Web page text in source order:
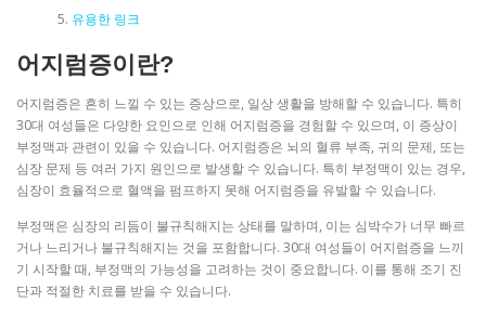
유용한 링크
어지럼증이란?
어지럼증은 흔히 느낄 수 있는 증상으로, 일상 생활을 방해할 수 있습니다. 특히
30대 여성들은 다양한 요인으로 인해 어지럼증을 경험할 수 있으며, 이 증상이
부정맥과 관련이 있을 수 있습니다. 어지럼증은 뇌의 혈류 부족, 귀의 문제, 또는
심장 문제 등 여러 가지 원인으로 발생할 수 있습니다. 특히 부정맥이 있는 경우,
심장이 효율적으로 혈액을 펌프하지 못해 어지럼증을 유발할 수 있습니다.
부정맥은 심장의 리듬이 불규칙해지는 상태를 말하며, 이는 심박수가 너무 빠르
거나 느리거나 불규칙해지는 것을 포함합니다. 30대 여성들이 어지럼증을 느끼
기 시작할 때, 부정맥의 가능성을 고려하는 것이 중요합니다. 이를 통해 조기 진
단과 적절한 치료를 받을 수 있습니다.